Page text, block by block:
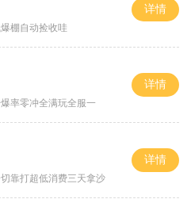
棚自动捡收哇
详情
爆率零冲全满玩全服一
详情
靠打超低消费三天拿沙
详情